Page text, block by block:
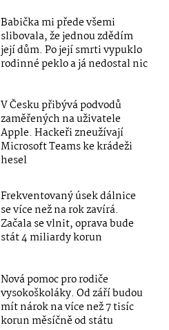
Babička mi přede všemi
slibovala, že jednou zdědím
její dům. Po její smrti vypuklo
rodinné peklo a já nedostal nic
V Česku přibývá podvodů
zaměřených na uživatele
Apple. Hackeři zneužívají
Microsoft Teams ke krádeži
hesel
Frekventovaný úsek dálnice
se více než na rok zavírá.
Začala se vlnit, oprava bude
stát 4 miliardy korun
Nová pomoc pro rodiče
vysokoškoláky. Od září budou
mít nárok na více než 7 tisíc
korun měsíčně od státu